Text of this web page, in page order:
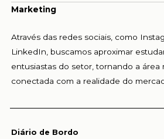
Marketing
Através das redes sociais, como
LinkedIn, buscamos aproximar
entusiastas do setor, tornando a área
conectada com a realidade do
Diário de Bordo